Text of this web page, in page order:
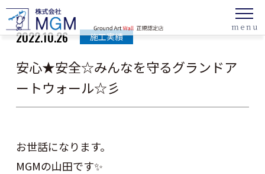
2022.10.26 施工実績
安心★安全☆みんなを守るグランドア
ートウォール☆彡
お世話になります。
MGMの山田です✨